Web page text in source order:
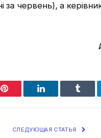
за червень), а
Pinterest LinkedIn
СЛЕДУЮЩАЯ СТАТЬЯ